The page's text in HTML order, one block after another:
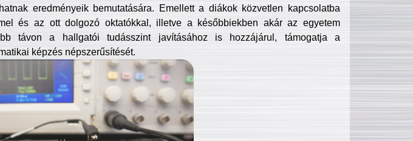
eredményeik bemutatására. Emellett a diákok közvetlen kapcsolatba
és az ott dolgozó oktatókkal, illetve a későbbiekben akár az egyetem
távon a hallgatói tudásszint javításához is hozzájárul, támogatja a
képzés népszerűsítését.